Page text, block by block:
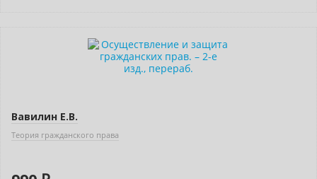
Вавилин Е.В.
Теория гражданского права